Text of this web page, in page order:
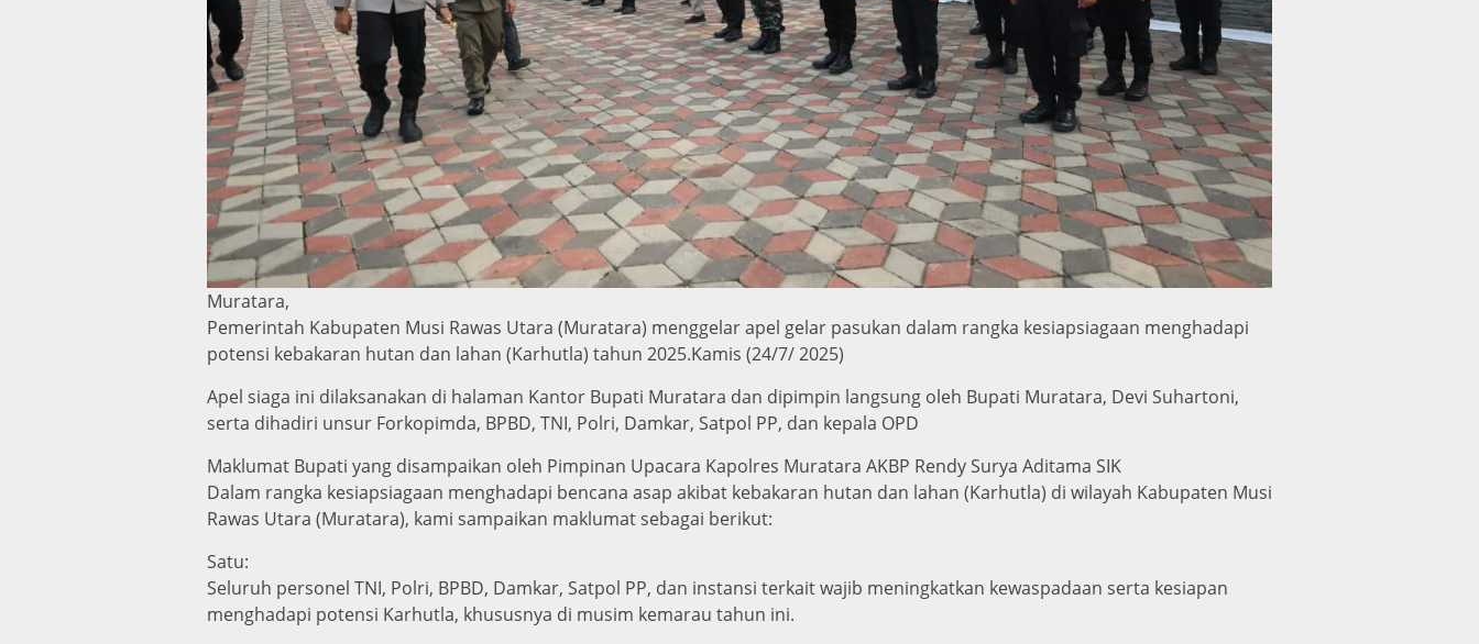
Muratara,
Pemerintah Kabupaten Musi Rawas Utara (Muratara) menggelar apel gelar pasukan dalam rangka kesiapsiagaan menghadapi
potensi kebakaran hutan dan lahan (Karhutla) tahun 2025.Kamis (24/7/ 2025)
Apel siaga ini dilaksanakan di halaman Kantor Bupati Muratara dan dipimpin langsung oleh Bupati Muratara, Devi Suhartoni,
serta dihadiri unsur Forkopimda, BPBD, TNI, Polri, Damkar, Satpol PP, dan kepala OPD
Maklumat Bupati yang disampaikan oleh Pimpinan Upacara Kapolres Muratara AKBP Rendy Surya Aditama SIK
Dalam rangka kesiapsiagaan menghadapi bencana asap akibat kebakaran hutan dan lahan (Karhutla) di wilayah Kabupaten Musi
Rawas Utara (Muratara), kami sampaikan maklumat sebagai berikut:
Satu:
Seluruh personel TNI, Polri, BPBD, Damkar, Satpol PP, dan instansi terkait wajib meningkatkan kewaspadaan serta kesiapan
menghadapi potensi Karhutla, khususnya di musim kemarau tahun ini.